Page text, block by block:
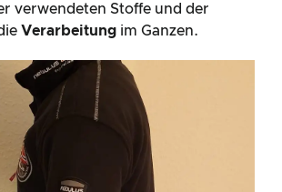
verwendeten Stoffe und der
Verarbeitung im Ganzen.